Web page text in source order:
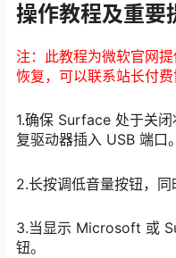
操作教程及重要
注：此教程为微软官网
恢复，可以联系站长付
1.确保 Surface 处于关
复驱动器插入 USB 端口。
2.长按调低音量按钮，同
3.当显示 Microsoft 或
钮。